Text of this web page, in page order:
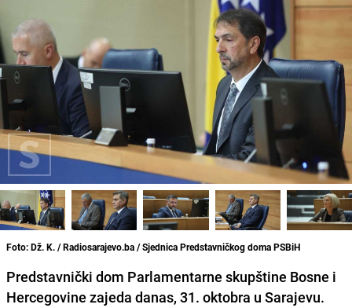
Foto: Dž. K. / Radiosarajevo.ba / Sjednica Predstavničkog doma PSBiH
Predstavnički dom Parlamentarne skupštine Bosne i
Hercegovine zajeda danas, 31. oktobra u Sarajevu.